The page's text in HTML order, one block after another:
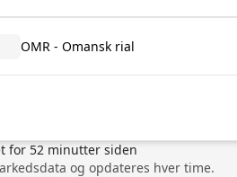
OMR - Omansk rial
for 52minutter siden
og opdateres hver time.